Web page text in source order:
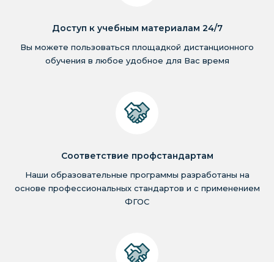
Доступ к учебным материалам 24/7
Вы можете пользоваться площадкой дистанционного
обучения в любое удобное для Вас время
Соответствие профстандартам
Наши образовательные программы разработаны на
основе профессиональных стандартов и с применением
ФГОС